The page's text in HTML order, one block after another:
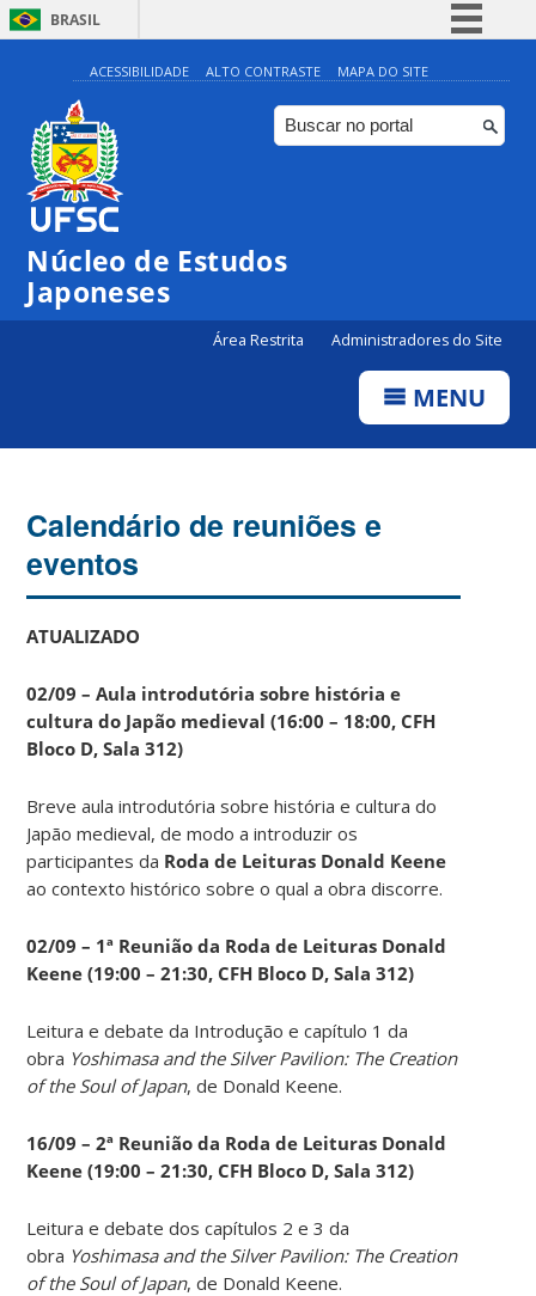
BRASIL
Simplifique!
Comunica BR
Participe
ACESSIBILIDADE ALTO CONTRASTE MAPA DO SITE
Núcleo de Estudos
Japoneses
Área Restrita Administradores do Site
MENU
Calendário de reuniões e
eventos
ATUALIZADO
02/09 – Aula introdutória sobre história e
cultura do Japão medieval (16:00 – 18:00, CFH
Bloco D, Sala 312)
Breve aula introdutória sobre história e cultura do
Japão medieval, de modo a introduzir os
participantes da Roda de Leituras Donald Keene
ao contexto histórico sobre o qual a obra discorre.
02/09 – 1ª Reunião da Roda de Leituras Donald
Keene (19:00 – 21:30, CFH Bloco D, Sala 312)
Leitura e debate da Introdução e capítulo 1 da
obra Yoshimasa and the Silver Pavilion: The Creation
of the Soul of Japan, de Donald Keene.
16/09 – 2ª Reunião da Roda de Leituras Donald
Keene (19:00 – 21:30, CFH Bloco D, Sala 312)
Leitura e debate dos capítulos 2 e 3 da
obra Yoshimasa and the Silver Pavilion: The Creation
of the Soul of Japan, de Donald Keene.